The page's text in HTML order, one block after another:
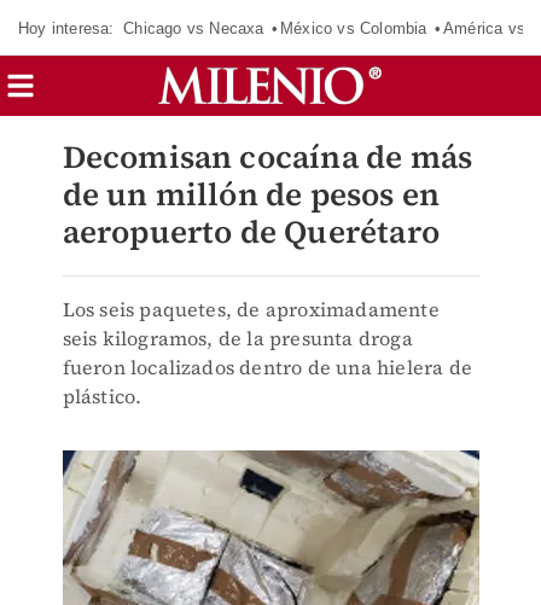
Hoy interesa: Chicago vs Necaxa México vs Colombia América vs
Decomisan cocaína de más
de un millón de pesos en
aeropuerto de Querétaro
Los seis paquetes, de aproximadamente
seis kilogramos, de la presunta droga
fueron localizados dentro de una hielera de
plástico.